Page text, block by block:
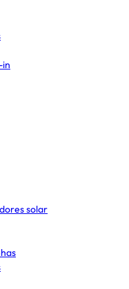
in
solar